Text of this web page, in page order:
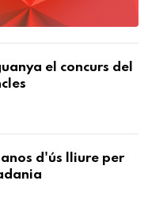
el concurs del
d'ús lliure per